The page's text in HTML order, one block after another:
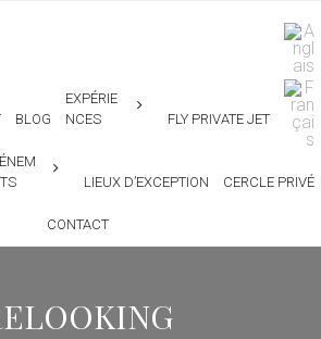
BLOG
EXPÉRIE
NCES
FLY PRIVATE JET
LIEUX D’EXCEPTION CERCLE PRIVÉ
CONTACT